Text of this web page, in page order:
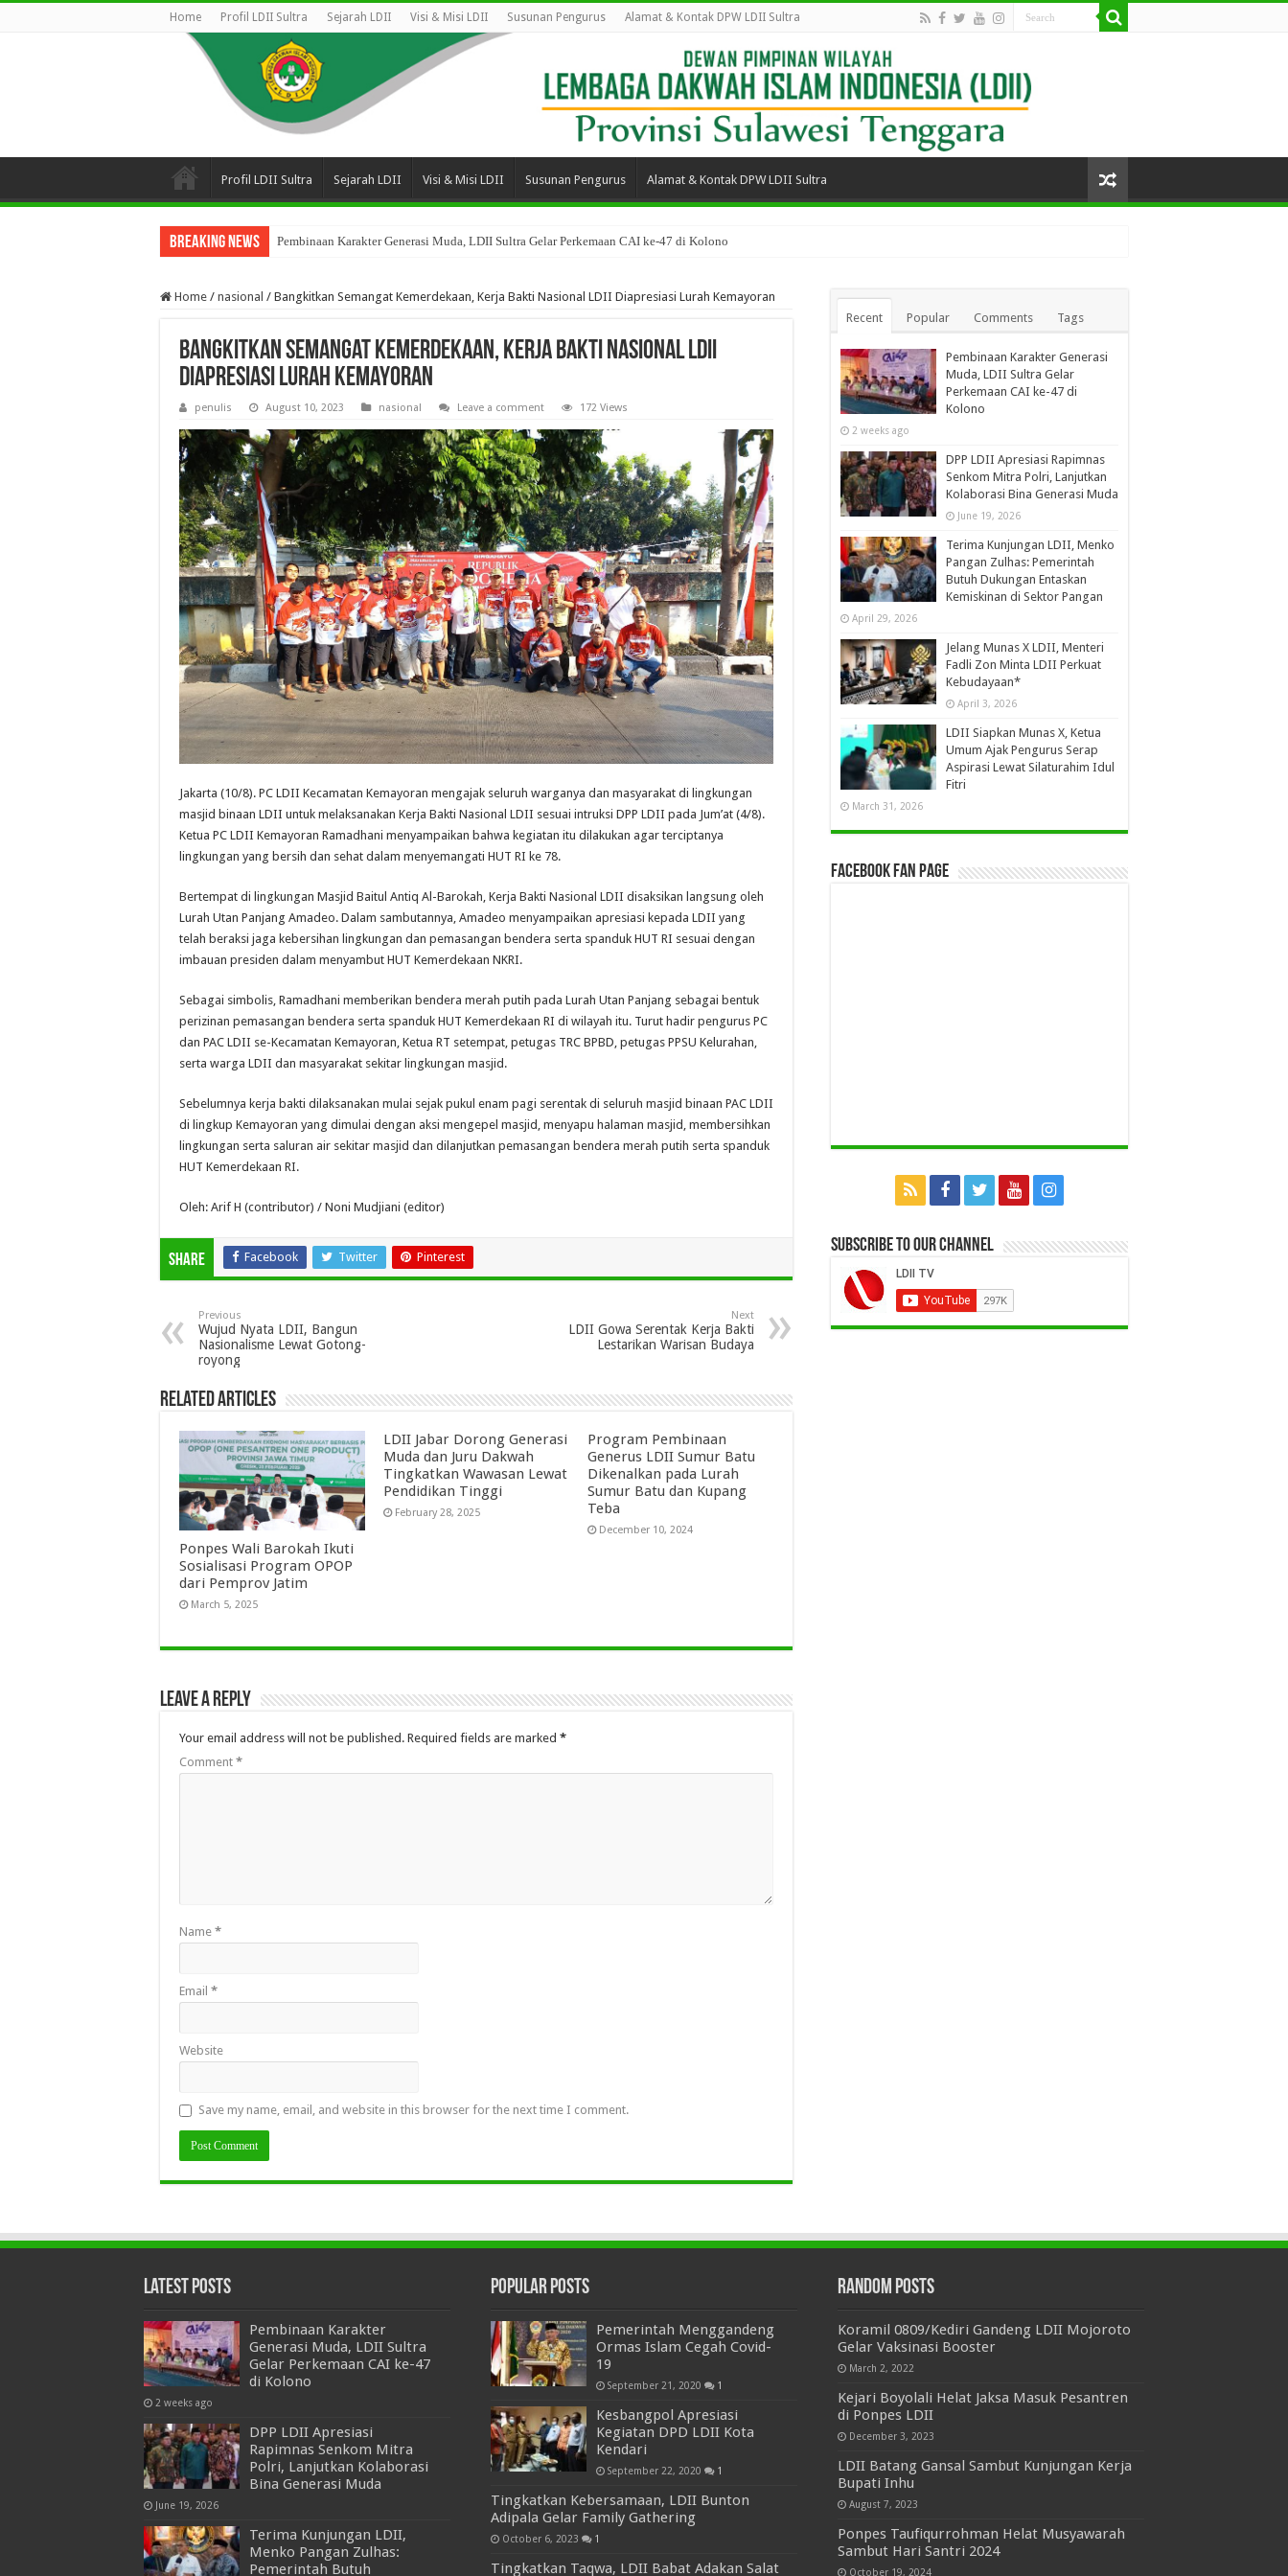
Home Profil LDII Sultra Sejarah LDII Visi & Misi LDII Susunan Pengurus Alamat & Kontak DPW LDII Sultra
Profil LDII Sultra Sejarah LDII Visi & Misi LDII Susunan Pengurus Alamat & Kontak DPW LDII Sultra
Breaking News Pembinaan Karakter Generasi Muda, LDII Sultra Gelar Perkemaan CAI ke-47 di Kolono
Home / nasional / Bangkitkan Semangat Kemerdekaan, Kerja Bakti Nasional LDII Diapresiasi Lurah Kemayoran
Bangkitkan Semangat Kemerdekaan, Kerja Bakti Nasional LDII
Diapresiasi Lurah Kemayoran
penulis August 10, 2023 nasional Leave a comment 172 Views
Jakarta (10/8). PC LDII Kecamatan Kemayoran mengajak seluruh warganya dan masyarakat di lingkungan
masjid binaan LDII untuk melaksanakan Kerja Bakti Nasional LDII sesuai intruksi DPP LDII pada Jum’at (4/8).
Ketua PC LDII Kemayoran Ramadhani menyampaikan bahwa kegiatan itu dilakukan agar terciptanya
lingkungan yang bersih dan sehat dalam menyemangati HUT RI ke 78.
Bertempat di lingkungan Masjid Baitul Antiq Al-Barokah, Kerja Bakti Nasional LDII disaksikan langsung oleh
Lurah Utan Panjang Amadeo. Dalam sambutannya, Amadeo menyampaikan apresiasi kepada LDII yang
telah beraksi jaga kebersihan lingkungan dan pemasangan bendera serta spanduk HUT RI sesuai dengan
imbauan presiden dalam menyambut HUT Kemerdekaan NKRI.
Sebagai simbolis, Ramadhani memberikan bendera merah putih pada Lurah Utan Panjang sebagai bentuk
perizinan pemasangan bendera serta spanduk HUT Kemerdekaan RI di wilayah itu. Turut hadir pengurus PC
dan PAC LDII se-Kecamatan Kemayoran, Ketua RT setempat, petugas TRC BPBD, petugas PPSU Kelurahan,
serta warga LDII dan masyarakat sekitar lingkungan masjid.
Sebelumnya kerja bakti dilaksanakan mulai sejak pukul enam pagi serentak di seluruh masjid binaan PAC LDII
di lingkup Kemayoran yang dimulai dengan aksi mengepel masjid, menyapu halaman masjid, membersihkan
lingkungan serta saluran air sekitar masjid dan dilanjutkan pemasangan bendera merah putih serta spanduk
HUT Kemerdekaan RI.
Oleh: Arif H (contributor) / Noni Mudjiani (editor)
Share Facebook Twitter Pinterest
Previous
Wujud Nyata LDII, Bangun
Nasionalisme Lewat Gotong-
royong
Next
LDII Gowa Serentak Kerja Bakti
Lestarikan Warisan Budaya
Related Articles
Ponpes Wali Barokah Ikuti
Sosialisasi Program OPOP
dari Pemprov Jatim
March 5, 2025
LDII Jabar Dorong Generasi
Muda dan Juru Dakwah
Tingkatkan Wawasan Lewat
Pendidikan Tinggi
February 28, 2025
Program Pembinaan
Generus LDII Sumur Batu
Dikenalkan pada Lurah
Sumur Batu dan Kupang
Teba
December 10, 2024
Leave a Reply
Your email address will not be published. Required fields are marked *
Comment *
Name *
Email *
Website
Save my name, email, and website in this browser for the next time I comment.
Recent Popular Comments Tags
Pembinaan Karakter Generasi
Muda, LDII Sultra Gelar
Perkemaan CAI ke-47 di
Kolono
2 weeks ago
DPP LDII Apresiasi Rapimnas
Senkom Mitra Polri, Lanjutkan
Kolaborasi Bina Generasi Muda
June 19, 2026
Terima Kunjungan LDII, Menko
Pangan Zulhas: Pemerintah
Butuh Dukungan Entaskan
Kemiskinan di Sektor Pangan
April 29, 2026
Jelang Munas X LDII, Menteri
Fadli Zon Minta LDII Perkuat
Kebudayaan*
April 3, 2026
LDII Siapkan Munas X, Ketua
Umum Ajak Pengurus Serap
Aspirasi Lewat Silaturahim Idul
Fitri
March 31, 2026
Facebook Fan Page
Subscribe to our Channel
Latest Posts
Pembinaan Karakter
Generasi Muda, LDII Sultra
Gelar Perkemaan CAI ke-47
di Kolono
2 weeks ago
DPP LDII Apresiasi
Rapimnas Senkom Mitra
Polri, Lanjutkan Kolaborasi
Bina Generasi Muda
June 19, 2026
Terima Kunjungan LDII,
Menko Pangan Zulhas:
Pemerintah Butuh
Popular Posts
Pemerintah Menggandeng
Ormas Islam Cegah Covid-
19
September 21, 2020 1
Kesbangpol Apresiasi
Kegiatan DPD LDII Kota
Kendari
September 22, 2020 1
Tingkatkan Kebersamaan, LDII Bunton
Adipala Gelar Family Gathering
October 6, 2023 1
Tingkatkan Taqwa, LDII Babat Adakan Salat
Random Posts
Koramil 0809/Kediri Gandeng LDII Mojoroto
Gelar Vaksinasi Booster
March 2, 2022
Kejari Boyolali Helat Jaksa Masuk Pesantren
di Ponpes LDII
December 3, 2023
LDII Batang Gansal Sambut Kunjungan Kerja
Bupati Inhu
August 7, 2023
Ponpes Taufiqurrohman Helat Musyawarah
Sambut Hari Santri 2024
October 19, 2024